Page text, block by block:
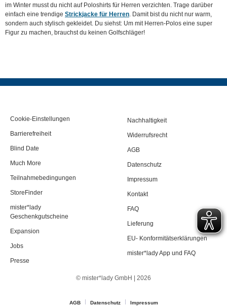
im Winter musst du nicht auf Poloshirts für Herren verzichten. Trage darüber
einfach eine trendige Strickjacke für Herren . Damit bist du nicht nur warm,
sondern auch stylisch gekleidet. Du siehst: Um mit Herren-Polos eine super
Figur zu machen, brauchst du keinen Golfschläger!
Cookie-Einstellungen
Barrierefreiheit
Blind Date
Much More
Teilnahmebedingungen
StoreFinder
mister*lady
Geschenkgutscheine
Expansion
Jobs
Presse
Nachhaltigkeit
Widerrufsrecht
AGB
Datenschutz
Impressum
Kontakt
FAQ
Lieferung
EU- Konformitätserklärungen
mister*lady App und FAQ
© mister*lady GmbH | 2026
AGB Datenschutz Impressum